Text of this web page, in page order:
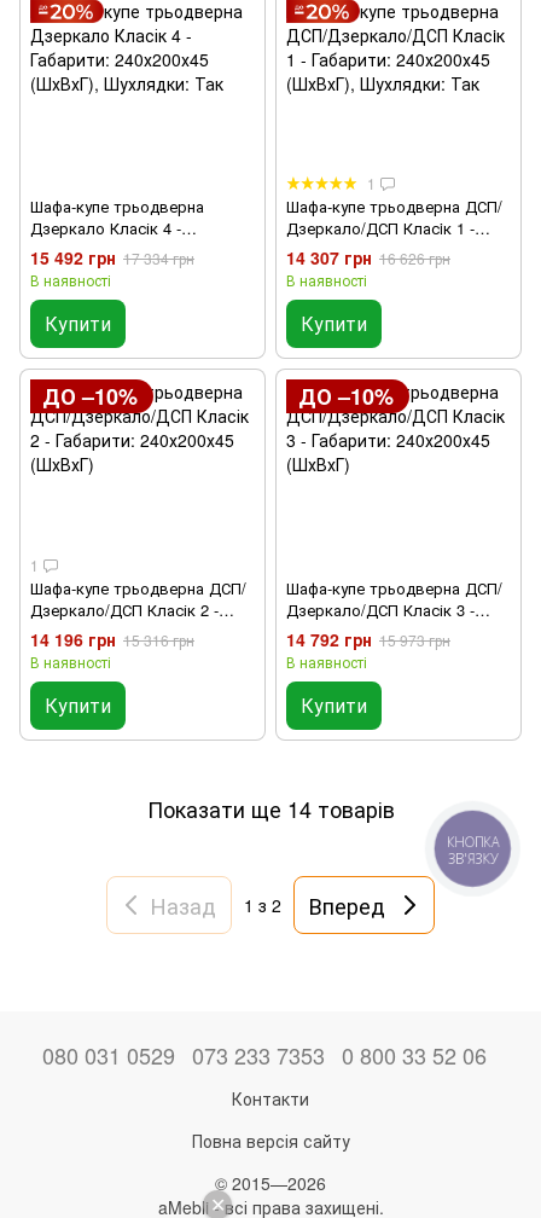
Шафа-купе трьодверна
Дзеркало Класік 4 -
Габарити: 240х200х45 (ШхВхГ),
Шухлядки: Так
15 492 грн 17 334 грн
В наявності
Купити
1
Шафа-купе трьодверна ДСП/
Дзеркало/ДСП Класiк 1 -
Габарити: 240х200х45 (ШхВхГ),
Шухлядки: Так
14 307 грн 16 626 грн
В наявності
Купити
ДО –10%
1
Шафа-купе трьодверна ДСП/
Дзеркало/ДСП Класік 2 -
Габарити: 240х200х45 (ШхВхГ)
14 196 грн 15 316 грн
В наявності
Купити
ДО –10%
Шафа-купе трьодверна ДСП/
Дзеркало/ДСП Класік 3 -
Габарити: 240х200х45 (ШхВхГ)
14 792 грн 15 973 грн
В наявності
Купити
Показати ще 14 товарів
Назад 1 з 2 Вперед
080 031 0529 073 233 7353 0 800 33 52 06
Контакти
Повна версія сайту
© 2015—2026
aMebli - всі права захищені.
КНОПКА
ЗВ'ЯЗКУ